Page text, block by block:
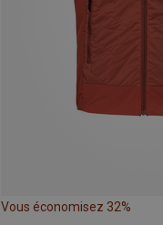
Vous économisez 32%